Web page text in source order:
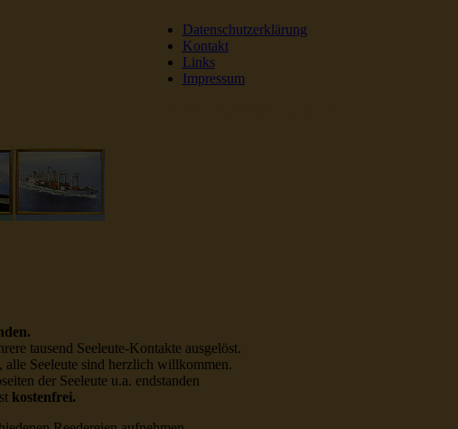
Datenschutzerklärung
Kontakt
Links
Impressum
tausend Seeleute-Kontakte ausgelöst.
alle Seeleute sind herzlich willkommen.
der Seeleute u.a. endstanden
kostenfrei.